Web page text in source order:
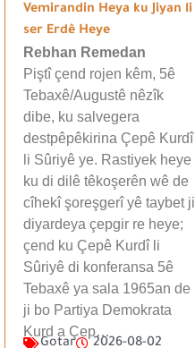
Vemirandin Heya ku Jiyan li
ser Erdê Heye
Rebhan Remedan
Piştî çend rojen kêm, 5ê
Tebaxê/Augustê nêzîk
dibe, ku salvegera
destpêpêkirina Çepê Kurdî
li Sûriyê ye. Rastiyek heye
ku di dilê têkoşerên wê de
cîhekî şoreşgerî yê taybet ji
diyardeya çepgir re heye;
çend ku Çepê Kurdî li
Sûriyê di konferansa 5ê
Tebaxê ya sala 1965an de
ji bo Partiya Demokrata
Kurd a Çep…
Gotar 2026-08-02